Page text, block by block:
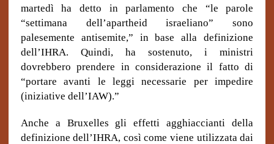
martedì ha detto in parlamento che “le parole
“settimana dell’apartheid israeliano” sono
palesemente antisemite,” in base alla definizione
dell’IHRA. Quindi, ha sostenuto, i ministri
dovrebbero prendere in considerazione il fatto di
“portare avanti le leggi necessarie per impedire
(iniziative dell’IAW).”
Anche a Bruxelles gli effetti agghiaccianti della
definizione dell’IHRA, così come viene utilizzata dai